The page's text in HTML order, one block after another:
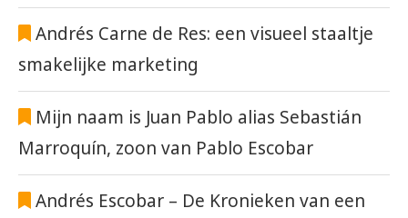
Andrés Carne de Res: een visueel staaltje
smakelijke marketing
Mijn naam is Juan Pablo alias Sebastián
Marroquín, zoon van Pablo Escobar
Andrés Escobar – De Kronieken van een